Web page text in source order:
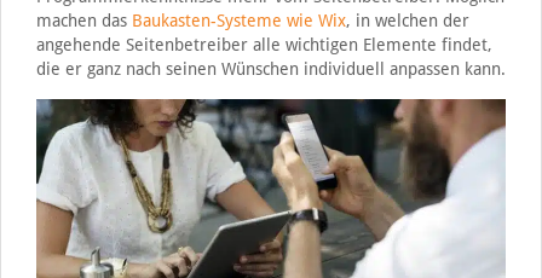
machen das Baukasten-Systeme wie Wix, in welchen der
angehende Seitenbetreiber alle wichtigen Elemente findet,
die er ganz nach seinen Wünschen individuell anpassen kann.